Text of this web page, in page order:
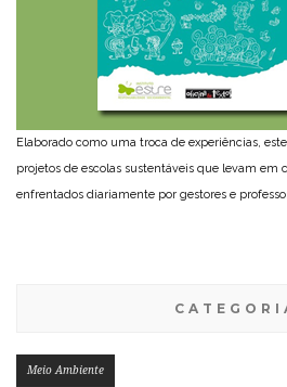
Elaborado como uma troca de experiências,
projetos de escolas sustentáveis que levam em
enfrentados diariamente por gestores e
Meio Ambiente